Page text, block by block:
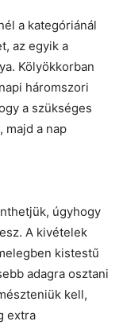
a kategóriánál
az egyik a
Kölyökkorban
háromszori
a szükséges
majd a nap
úgyhogy
A kivételek
kistestű
adagra osztani
kell,
extra